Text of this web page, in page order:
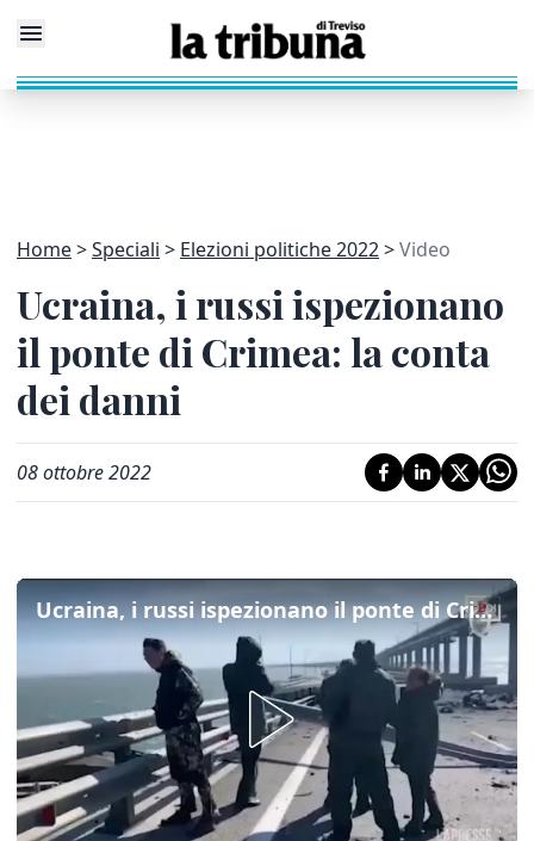
Home Speciali Elezioni politiche 2022 Video
Ucraina, i russi ispezionano
il ponte di Crimea: la conta
dei danni
08 ottobre 2022
Ucraina, i russi ispezionano il ponte di Crimea: la conta dei danni